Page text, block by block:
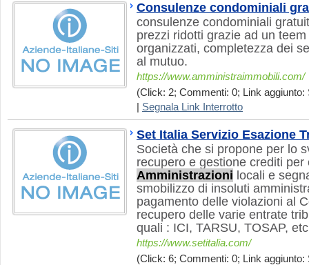
Consulenze condominiali
consulenze condominiali
prezzi ridotti grazie ad un
organizzati, completezza dei
al mutuo.
https://www.amministraimmobili.com/
(Click: 2; Commenti: 0; Link aggiunto:
Segnala Link Interrotto
Set Italia Servizio Esazione
Società che si propone per lo
recupero e gestione crediti per
Amministrazioni locali e
smobilizzo di insoluti
pagamento delle violazioni al
recupero delle varie entrate
quali : ICI, TARSU, TOSAP,
https://www.setitalia.com/
(Click: 6; Commenti: 0; Link aggiunto: